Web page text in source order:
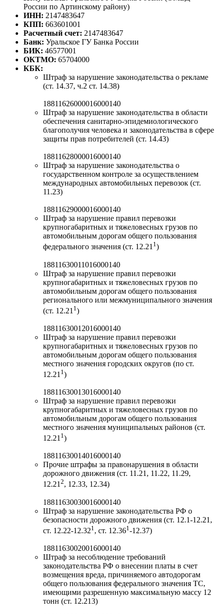
России по Артинскому району)
ИНН: 2147483647
КПП: 663601001
Расчетный счет: 2147483647
Банк: Уральское ГУ Банка России
БИК: 46577001
ОКТМО: 65704000
КБК:
Штраф за нарушение законодательства о рекламе
(ст. 14.37, ч.2 ст. 14.38)
18811626000016000140
Штраф за нарушение законодательства в области
обеспечения санитарно-эпидемиологического
благополучия человека и законодательства в сфере
защиты прав потребителей (ст. 14.43)
18811628000016000140
Штраф за нарушение законодательства о
государственном контроле за осуществлением
международных автомобильных перевозок (ст.
11.23)
18811629000016000140
Штраф за нарушение правил перевозки
крупногабаритных и тяжеловесных грузов по
автомобильным дорогам общего пользования
федерального значения (ст. 12.211)
18811630011016000140
Штраф за нарушение правил перевозки
крупногабаритных и тяжеловесных грузов по
автомобильным дорогам общего пользования
регионального или межмуниципального значения
(ст. 12.21 1 )
18811630012016000140
Штраф за нарушение правил перевозки
крупногабаритных и тяжеловесных грузов по
автомобильным дорогам общего пользования
местного значения городских округов (по ст.
12.21 1 )
18811630013016000140
Штраф за нарушение правил перевозки
крупногабаритных и тяжеловесных грузов по
автомобильным дорогам общего пользования
местного значения муниципальных районов (ст.
12.211)
18811630014016000140
Прочие штрафы за правонарушения в области
дорожного движения (ст. 11.21, 11.22, 11.29,
12.212, 12.33, 12.34)
18811630030016000140
Штраф за нарушение законодательства РФ о
безопасности дорожного движения (ст. 12.1-12.21,
ст. 12.22-12.321 , ст. 12.361 -12.37)
18811630020016000140
Штраф за несоблюдение требований
законодательства РФ о внесении платы в счет
возмещения вреда, причиняемого автодорогам
общего пользования федерального значения ТС,
имеющими разрешенную максимальную массу 12
тонн (ст. 12.213)